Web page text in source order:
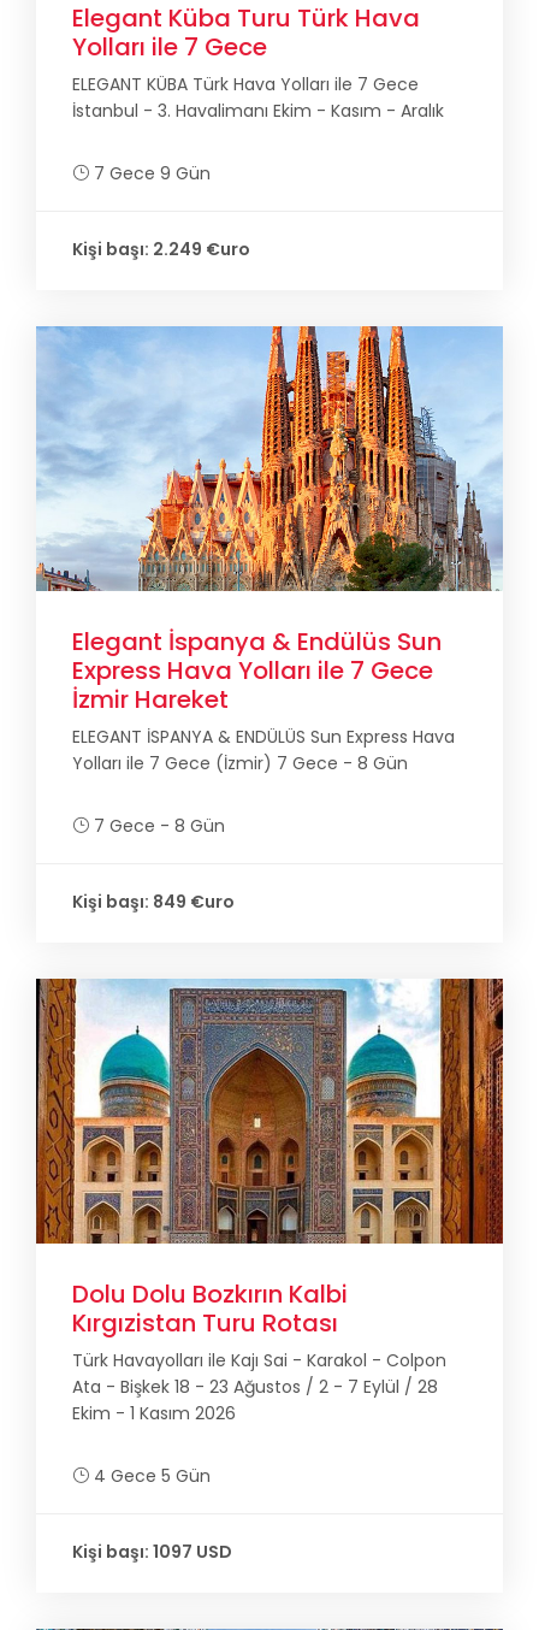
Elegant Küba Turu Türk Hava
Yolları ile 7 Gece
ELEGANT KÜBA Türk Hava Yolları ile 7 Gece
İstanbul - 3. Havalimanı Ekim - Kasım - Aralık
7 Gece 9 Gün
Kişi başı: 2.249 €uro
Elegant İspanya & Endülüs Sun
Express Hava Yolları ile 7 Gece
İzmir Hareket
ELEGANT İSPANYA & ENDÜLÜS Sun Express Hava
Yolları ile 7 Gece (İzmir) 7 Gece - 8 Gün
7 Gece - 8 Gün
Kişi başı: 849 €uro
Dolu Dolu Bozkırın Kalbi
Kırgızistan Turu Rotası
Türk Havayolları ile Kajı Sai - Karakol - Colpon
Ata - Bişkek 18 - 23 Ağustos / 2 - 7 Eylül / 28
Ekim - 1 Kasım 2026
4 Gece 5 Gün
Kişi başı: 1097 USD